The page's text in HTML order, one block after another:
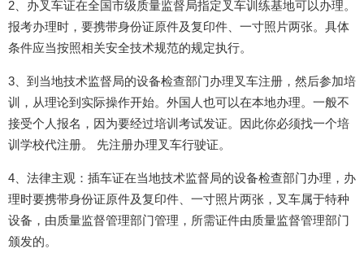
2、办叉车证在全国市级质量监督局指定叉车训练基地可以办理。
报考办理时，要携带身份证原件及复印件、一寸照片两张。具体
条件应当按照相关安全技术规范的规定执行。
3、到当地技术监督局的设备检查部门办理叉车注册，然后参加培
训，从理论到实际操作开始。外国人也可以在本地办理。一般不
接受个人报名，因为要经过培训考试发证。因此你必须找一个培
训学校代注册。 先注册办理叉车行驶证。
4、法律主观：插车证在当地技术监督局的设备检查部门办理，办
理时要携带身份证原件及复印件、一寸照片两张，叉车属于特种
设备，由质量监督管理部门管理，所需证件由质量监督管理部门
颁发的。